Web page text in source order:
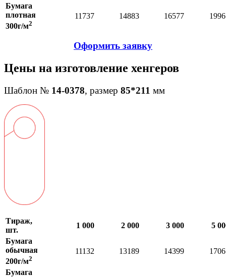
Бумага
плотная
300г/м2
11737 14883 16577
Оформить заявку
Цены на изготовление хенгеров
Шаблон № 14-0378, размер 85*211 мм
Тираж,
шт.
1 000 2 000 3 000
5
Бумага
обычная
200г/м2
11132 13189 14399
Бумага